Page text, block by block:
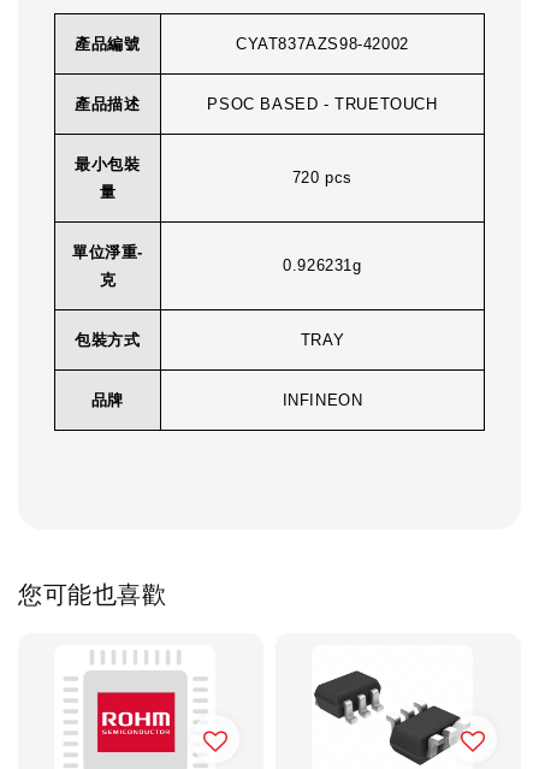
產品編號 CYAT837AZS98-42002
產品描述 PSOC BASED - TRUETOUCH
最小包裝
量
720 pcs
單位淨重-
克
0.926231g
包裝方式 TRAY
品牌 INFINEON
您可能也喜歡